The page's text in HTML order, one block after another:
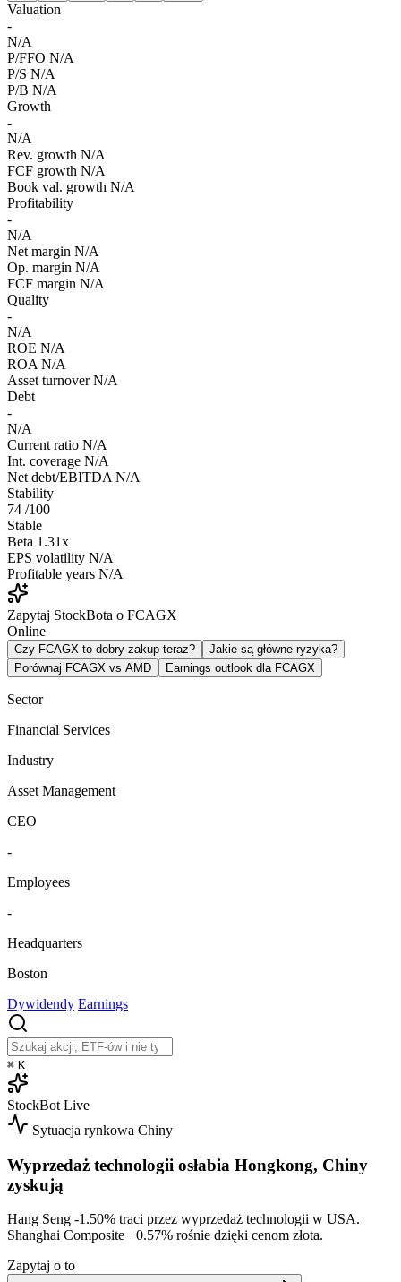
Valuation
-
N/A
P/FFO N/A
P/S N/A
P/B N/A
Growth
-
N/A
Rev. growth N/A
FCF growth N/A
Book val. growth N/A
Profitability
-
N/A
Net margin N/A
Op. margin N/A
FCF margin N/A
Quality
-
N/A
ROE N/A
ROA N/A
Asset turnover N/A
Debt
-
N/A
Current ratio N/A
Int. coverage N/A
Net debt/EBITDA N/A
Stability
74 /100
Stable
Beta 1.31x
EPS volatility N/A
Profitable years N/A
Zapytaj StockBota o FCAGX
Online
Czy FCAGX to dobry zakup teraz?
Jakie są główne ryzyka?
Porównaj FCAGX vs AMD
Earnings outlook dla FCAGX
Sector
Financial Services
Industry
Asset Management
CEO
-
Employees
-
Headquarters
Boston
Dywidendy Earnings
⌘ K
StockBot Live
Sytuacja rynkowa Chiny
Wyprzedaż technologii osłabia Hongkong, Chiny
zyskują
Hang Seng -1.50% traci przez wyprzedaż technologii w USA.
Shanghai Composite +0.57% rośnie dzięki cenom złota.
Zapytaj o to